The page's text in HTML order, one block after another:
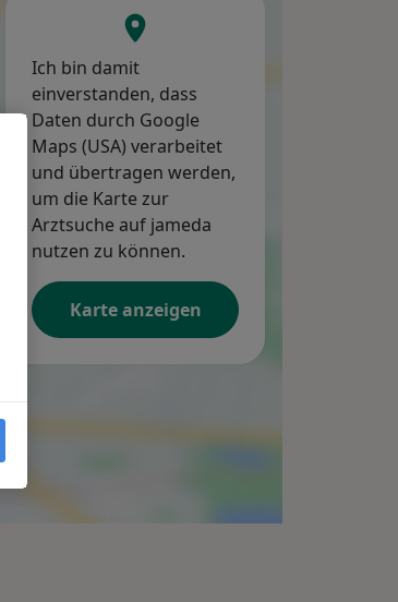
Di,
11 Aug
Mi,
12 Aug
Ich bin damit
einverstanden, dass
Daten durch Google
Maps (USA) verarbeitet
und übertragen werden,
um die Karte zur
Arztsuche auf jameda
nutzen zu können.
Karte anzeigen